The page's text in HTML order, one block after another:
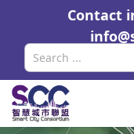
Contact